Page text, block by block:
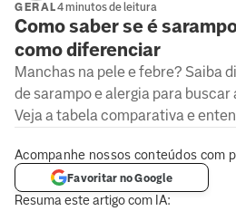
GERAL4 minutos de leitura
Como saber se é
como diferenciar
Manchas na pele e febre? Saiba
de sarampo e alergia para
Veja a tabela comparativa e
Resuma este artigo com IA:
Acompanhe nossos conteúdos com
Favoritar no Google